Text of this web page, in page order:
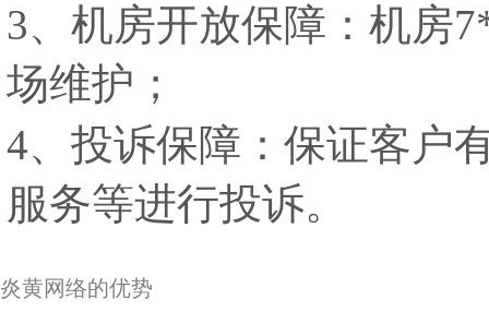
3、机房开放保障：机房
场维护；
4、投诉保障：保证客户
服务等进行投诉。
炎黄网络的优势